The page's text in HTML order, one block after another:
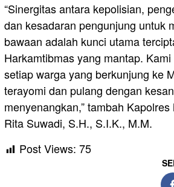
“Sinergitas antara kepolisian,
dan kesadaran pengunjung untuk
bawaan adalah kunci utama
Harkamtibmas yang mantap.
setiap warga yang berkunjung ke
terayomi dan pulang dengan
menyenangkan,” tambah
Rita Suwadi, S.H., S.I.K., M.M.
Post Views: 75